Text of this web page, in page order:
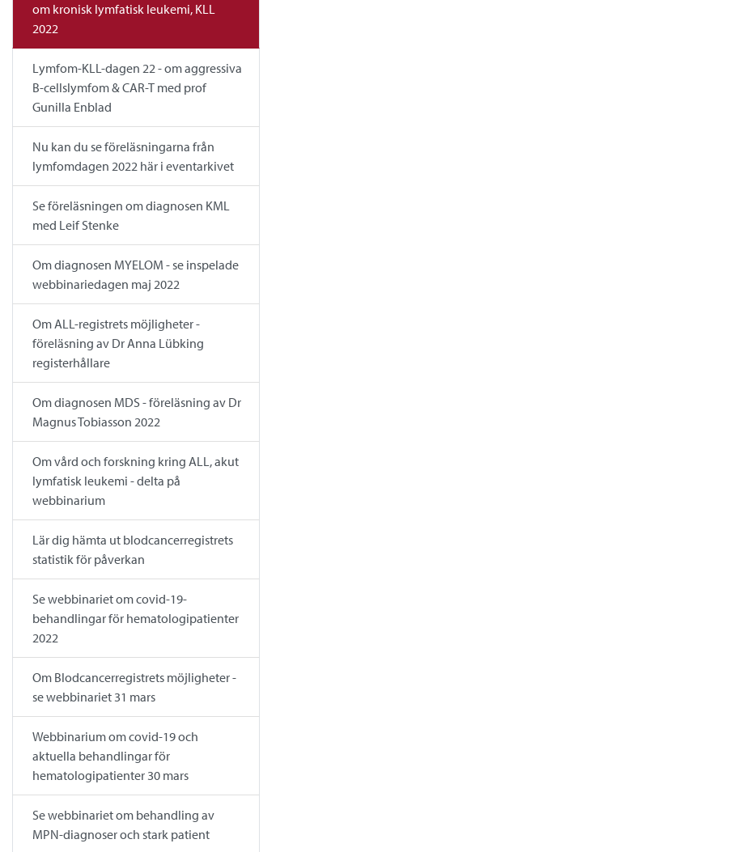
om kronisk lymfatisk leukemi, KLL
2022
Lymfom-KLL-dagen 22 - om aggressiva
B-cellslymfom & CAR-T med prof
Gunilla Enblad
Nu kan du se föreläsningarna från
lymfomdagen 2022 här i eventarkivet
Se föreläsningen om diagnosen KML
med Leif Stenke
Om diagnosen MYELOM - se inspelade
webbinariedagen maj 2022
Om ALL-registrets möjligheter -
föreläsning av Dr Anna Lübking
registerhållare
Om diagnosen MDS - föreläsning av Dr
Magnus Tobiasson 2022
Om vård och forskning kring ALL, akut
lymfatisk leukemi - delta på
webbinarium
Lär dig hämta ut blodcancerregistrets
statistik för påverkan
Se webbinariet om covid-19-
behandlingar för hematologipatienter
2022
Om Blodcancerregistrets möjligheter -
se webbinariet 31 mars
Webbinarium om covid-19 och
aktuella behandlingar för
hematologipatienter 30 mars
Se webbinariet om behandling av
MPN-diagnoser och stark patient